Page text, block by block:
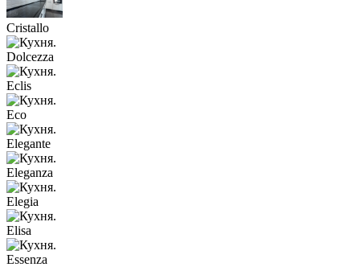
Cristallo
Dolcezza
Eclis
Eco
Elegante
Eleganza
Elegia
Elisa
Essenza